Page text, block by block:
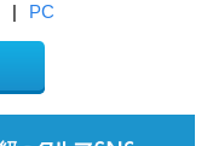
| PC